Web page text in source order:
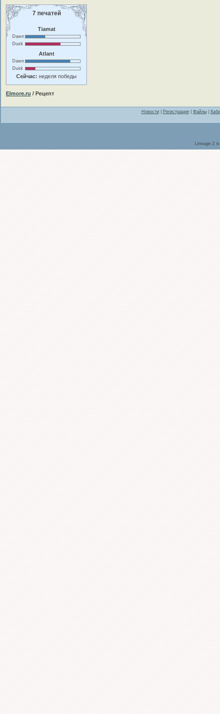
7 печатей
Tiamat
Dawn
Dusk
Atlant
Dawn
Dusk
Сейчас: неделя победы
Elmore.ru / Рецепт
Новости| Регистрация| Файлы|
Lineage 2